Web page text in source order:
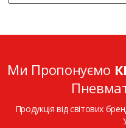
Ми Пропонуємо
Продукція від світових